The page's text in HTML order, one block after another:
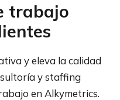
trabajo
y eleva la calidad
y staffing
en Alkymetrics.